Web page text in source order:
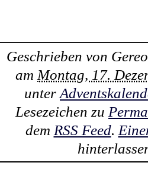
Geschrieben von
am Montag, 17.
unter
Lesezeichen zu
dem RSS Feed.